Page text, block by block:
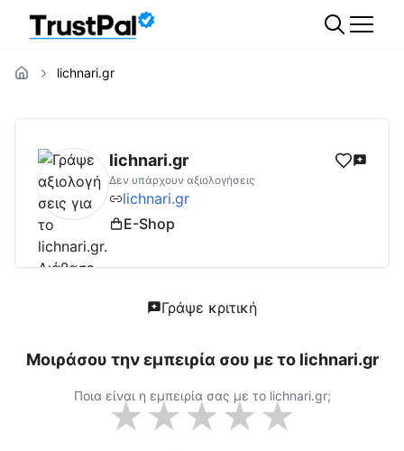
lichnari.gr
lichnari.grΑξιολογήσεις | Δες
lichnari.gr
Δεν υπάρχουν αξιολογήσεις
lichnari.gr
E-Shop
Γράψε κριτική
Μοιράσου την εμπειρία σου με το lichnari.gr
Ποια είναι η εμπειρία σας με το lichnari.gr;
★★★★★